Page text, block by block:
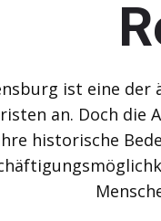
ist eine
an. Doch die
historische